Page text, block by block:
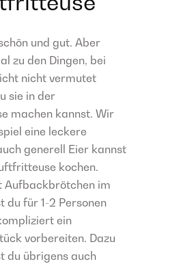
und gut. Aber
zu den Dingen, bei
nicht vermutet
sie in der
machen kannst. Wir
eine leckere
generell Eier kannst
kochen.
Aufbackbrötchen im
du für 1-2 Personen
ein
vorbereiten. Dazu
du übrigens auch